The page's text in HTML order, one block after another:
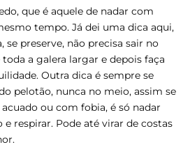
que é aquele de nadar com
tempo. Já dei uma dica aqui,
se preserve, não precisa sair no
a galera largar e depois faça
Outra dica é sempre se
pelotão, nunca no meio, assim se
ou com fobia, é só nadar
respirar. Pode até virar de costas